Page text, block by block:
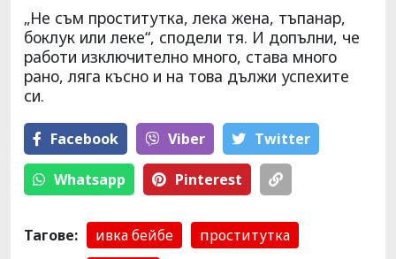
„Не съм проститутка, лека жена, тъпанар,
боклук или леке“, сподели тя. И допълни, че
работи изключително много, става много
рано, ляга късно и на това дължи успехите
си.
Facebook Viber Тwitter
Whatsapp Pinterest
Тагове: ивка бейбе
проститутка